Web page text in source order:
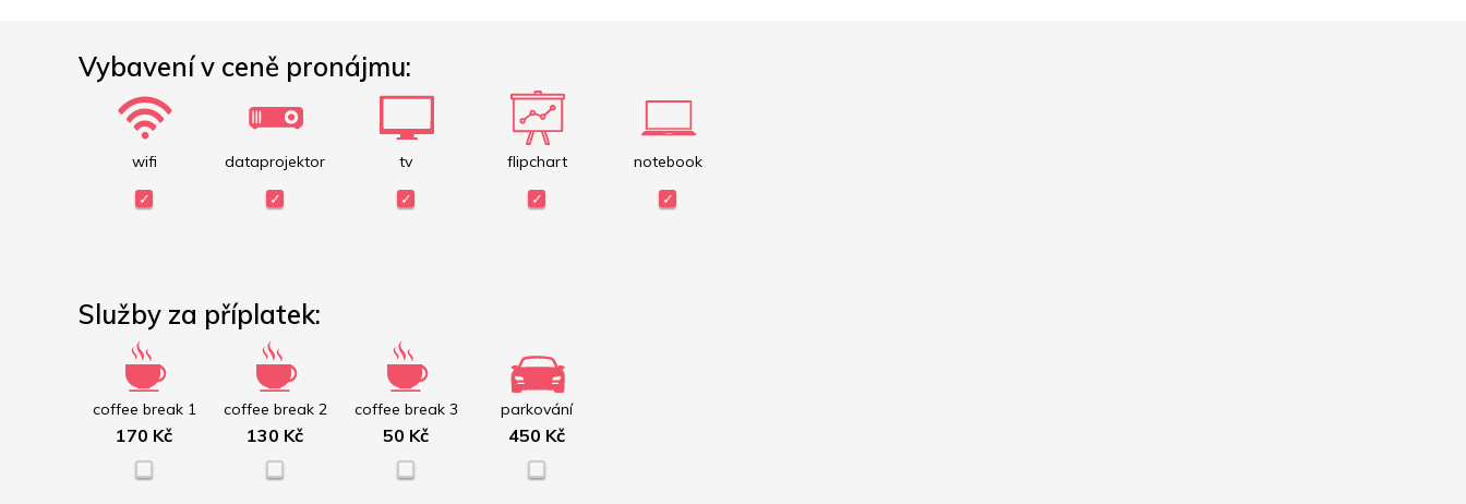
Vybavení v ceně pronájmu:
wifi dataprojektor tv flipchart notebook
Služby za příplatek:
coffee break 1
170 Kč
coffee break 2
130 Kč
coffee break 3
50 Kč
parkování
450 Kč